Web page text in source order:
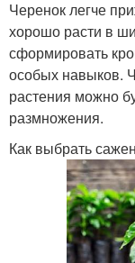
Черенок легче
хорошо расти в
сформировать
особых навыков.
растения можно
размножения.
Как выбрать